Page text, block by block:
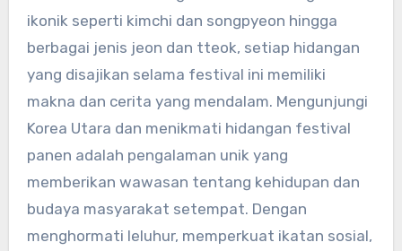
ikonik seperti kimchi dan songpyeon hingga
berbagai jenis jeon dan tteok, setiap hidangan
yang disajikan selama festival ini memiliki
makna dan cerita yang mendalam. Mengunjungi
Korea Utara dan menikmati hidangan festival
panen adalah pengalaman unik yang
memberikan wawasan tentang kehidupan dan
budaya masyarakat setempat. Dengan
menghormati leluhur, memperkuat ikatan sosial,